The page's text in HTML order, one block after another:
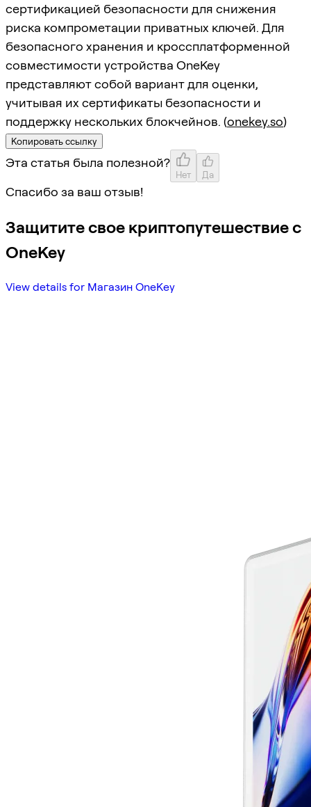
сертификацией безопасности для снижения
риска компрометации приватных ключей. Для
безопасного хранения и кроссплатформенной
совместимости устройства OneKey
представляют собой вариант для оценки,
учитывая их сертификаты безопасности и
поддержку нескольких блокчейнов. (onekey.so)
Копировать ссылку
Эта статья была полезной?
Нет Да
Спасибо за ваш отзыв!
Защитите свое криптопутешествие с
OneKey
View details for Магазин OneKey